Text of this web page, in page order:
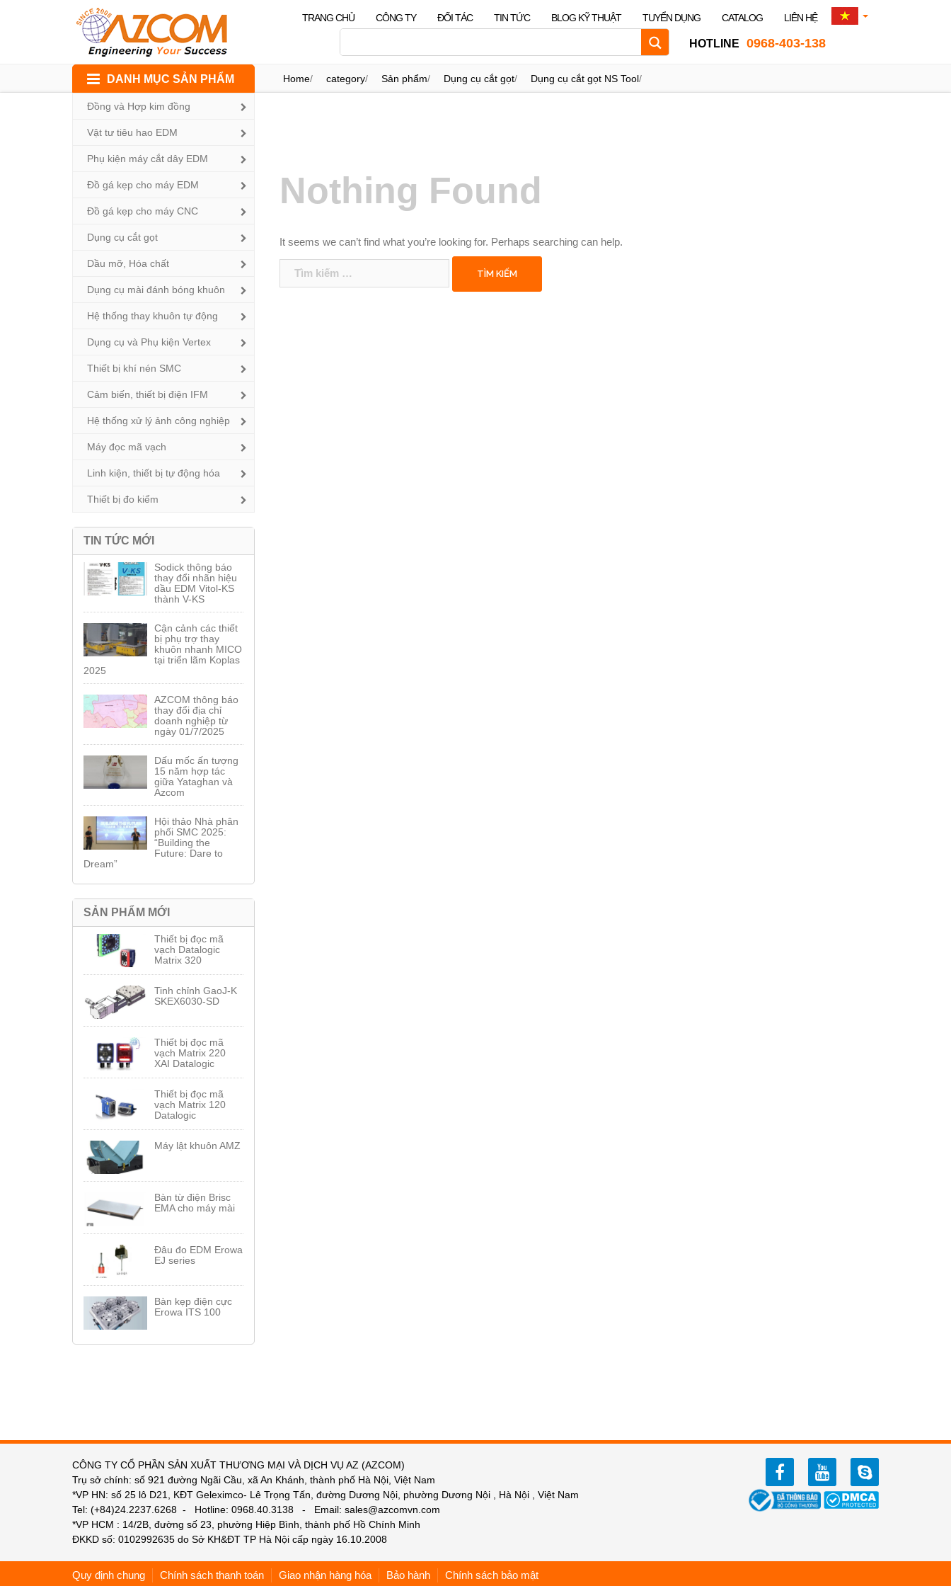
content
TRANG CHỦ CÔNG TY ĐỐI TÁC TIN TỨC BLOG KỸ THUẬT TUYỂN DỤNG CATALOG LIÊN HỆ
HOTLINE 0968-403-138
Home/ category/ Sản phẩm/ Dụng cụ cắt gọt/ Dụng cụ cắt gọt NS Tool/
DANH MỤC SẢN PHẨM
Đồng và Hợp kim đồng
Vật tư tiêu hao EDM
Phụ kiện máy cắt dây EDM
Đồ gá kẹp cho máy EDM
Đồ gá kẹp cho máy CNC
Dụng cụ cắt gọt
Dầu mỡ, Hóa chất
Dụng cụ mài đánh bóng khuôn
Hệ thống thay khuôn tự động
Dụng cụ và Phụ kiện Vertex
Thiết bị khí nén SMC
Cảm biến, thiết bị điện IFM
Hệ thống xử lý ảnh công nghiệp
Máy đọc mã vạch
Linh kiện, thiết bị tự động hóa
Thiết bị đo kiểm
TIN TỨC MỚI
Sodick thông báo
thay đổi nhãn hiệu
dầu EDM Vitol-KS
thành V-KS
Cận cảnh các thiết
bị phụ trợ thay
khuôn nhanh MICO
tại triển lãm Koplas
2025
AZCOM thông báo
thay đổi địa chỉ
doanh nghiệp từ
ngày 01/7/2025
Dấu mốc ấn tượng
15 năm hợp tác
giữa Yataghan và
Azcom
Hội thảo Nhà phân
phối SMC 2025:
“Building the
Future: Dare to
Dream”
SẢN PHẨM MỚI
Thiết bị đọc mã
vạch Datalogic
Matrix 320
Tinh chỉnh GaoJ-K
SKEX6030-SD
Thiết bị đọc mã
vạch Matrix 220
XAI Datalogic
Thiết bị đọc mã
vạch Matrix 120
Datalogic
Máy lật khuôn AMZ
Bàn từ điện Brisc
EMA cho máy mài
Đâu đo EDM Erowa
EJ series
Bàn kẹp điện cực
Erowa ITS 100
Nothing Found
It seems we can’t find what you’re looking for. Perhaps searching can help.
Tìm
CÔNG TY CỔ PHẦN SẢN XUẤT THƯƠNG MẠI VÀ DỊCH VỤ AZ (AZCOM)
Trụ sở chính: số 921 đường Ngãi Cầu, xã An Khánh, thành phố Hà Nội, Việt Nam
*VP HN: số 25 lô D21, KĐT Geleximco- Lê Trọng Tấn, đường Dương Nội, phường Dương Nội , Hà Nội , Việt Nam
Tel: (+84)24.2237.6268 - Hotline: 0968.40.3138 - Email: sales@azcomvn.com
*VP HCM : 14/2B, đường số 23, phường Hiệp Bình, thành phố Hồ Chính Minh
ĐKKD số: 0102992635 do Sở KH&ĐT TP Hà Nội cấp ngày 16.10.2008
facebookyoutube zalo
Quy định chung Chính sách thanh toán Giao nhận hàng hóa Bảo hành Chính sách bảo mật